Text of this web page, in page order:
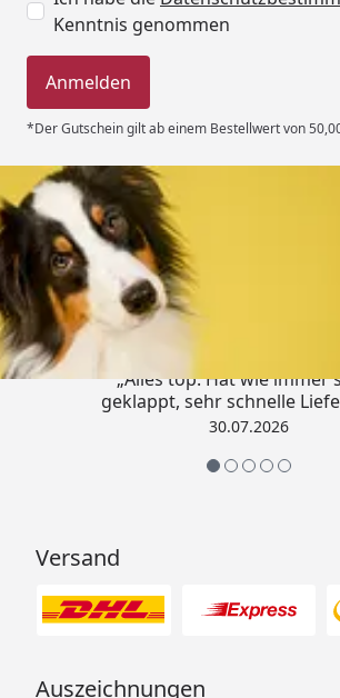
Kenntnis genommen
Anmelden
*Der Gutschein gilt ab einem Bestellwert von
Trusted Shops
„Alles top. Hat wie immer
geklappt, sehr schnelle
30.07.2026
Versand
Auszeichnungen